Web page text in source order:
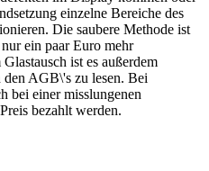
einzelne Bereiche des
Die saubere Methode ist
ein paar Euro mehr
ist es außerdem
AGB\'s zu lesen. Bei
bei einer misslungenen
bezahlt werden.